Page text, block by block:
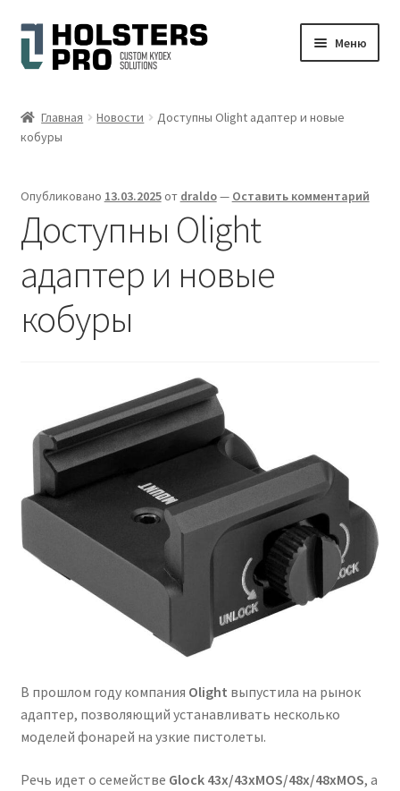
Перейти
Перейти
Меню
Магазин
Моя учетная запись
Корзина
Оформить заказ
Дисклеймер (отказ от ответственности)
Помощь
Блог
Дисклеймер (отказ от ответственности)
Связаться с нами
меню
Главная Новости
Доступны Olight адаптер и новые
кобуры
Опубликовано 13.03.2025от draldo— Оставить комментарий
Доступны Olight
адаптер и новые
кобуры
В прошлом году компания Olight выпустила на рынок
адаптер, позволяющий устанавливать несколько
моделей фонарей на узкие пистолеты.
Речь идет о семействе Glock 43x/43xMOS/48x/48xMOS, а